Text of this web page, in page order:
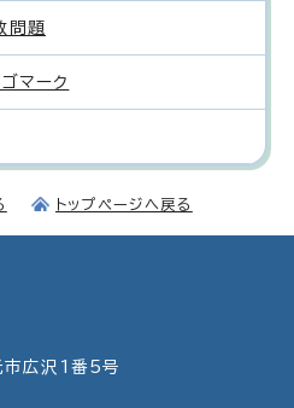
問題
マーク
トップページへ戻る
広沢1番5号